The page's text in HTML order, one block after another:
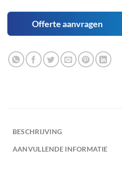
Offerte aanvragen
BESCHRIJVING
AANVULLENDE INFORMATIE